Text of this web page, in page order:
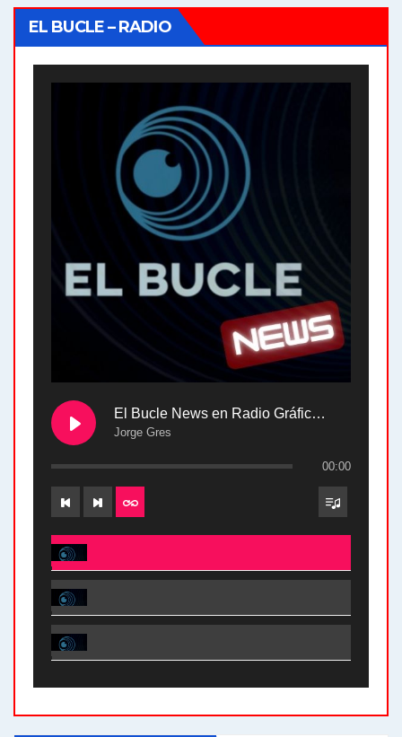
EL BUCLE – RADIO
El Bucle News en Radio Gráfica. Bloque 2 . 28.04.24
Jorge Gres
00:00
El Bucle News en Radio Gráfica. Bloque 2 . 28.04.24 - Jorge Gres
El Bucle News en Radio Gráfica. Bloque 1 . 28.04.24 - Jorge Gres
El Bucle News en Radio Gráfica. Bloque 2 . 21.04.24 - Jorge Gres